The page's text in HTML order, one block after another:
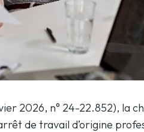
2026, n° 24-22.852), la
de travail d’origine